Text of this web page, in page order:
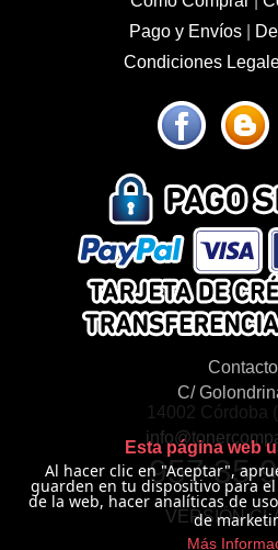
Pago y Envíos|
Condiciones
C/
14002 Córdoba
957 35
VERSIÓN
Esta página web
Al hacer clic en "Aceptar",
guarden en tu dispositivo para
de la web, hacer analíticas de
de
Más